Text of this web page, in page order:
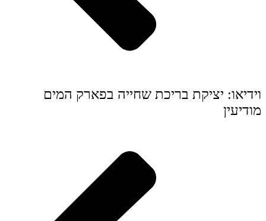
וידיאו: יציקת בריכת שחייה בפארק המים
מודיעין